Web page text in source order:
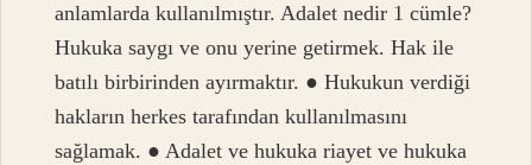
anlamlarda kullanılmıştır. Adalet nedir 1 cümle?
Hukuka saygı ve onu yerine getirmek. Hak ile
batılı birbirinden ayırmaktır. ● Hukukun verdiği
hakların herkes tarafından kullanılmasını
sağlamak. ● Adalet ve hukuka riayet ve hukuka